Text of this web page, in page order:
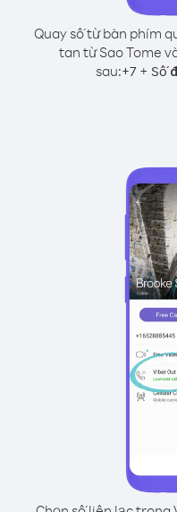
Quay số từ bàn phím
tan từ Sao Tome
sau:+7+ Số